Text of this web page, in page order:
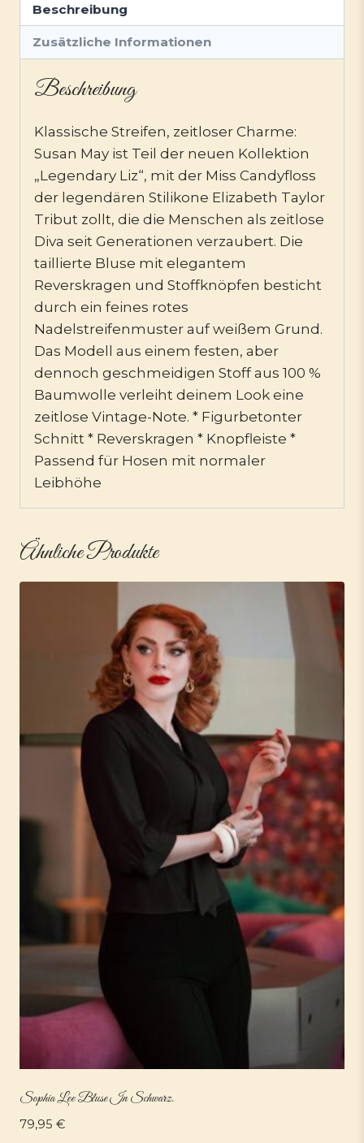
Beschreibung
Zusätzliche Informationen
Beschreibung
Klassische Streifen, zeitloser Charme:
Susan May ist Teil der neuen Kollektion
„Legendary Liz“, mit der Miss Candyfloss
der legendären Stilikone Elizabeth Taylor
Tribut zollt, die die Menschen als zeitlose
Diva seit Generationen verzaubert. Die
taillierte Bluse mit elegantem
Reverskragen und Stoffknöpfen besticht
durch ein feines rotes
Nadelstreifenmuster auf weißem Grund.
Das Modell aus einem festen, aber
dennoch geschmeidigen Stoff aus 100 %
Baumwolle verleiht deinem Look eine
zeitlose Vintage-Note. * Figurbetonter
Schnitt * Reverskragen * Knopfleiste *
Passend für Hosen mit normaler
Leibhöhe
Ähnliche Produkte
Sophia Lee Bluse In Schwarz.
79,95 €